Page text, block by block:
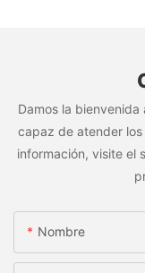
Damos la
capaz de atender
información, visite el
Nombre